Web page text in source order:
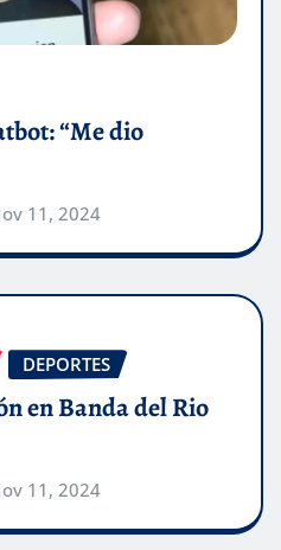
“Me dio
11, 2024
DEPORTES
en Banda del Rio
11, 2024